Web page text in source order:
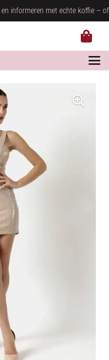
informeren met echte koffie –